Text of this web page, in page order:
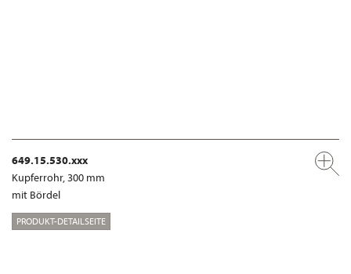
649.15.530.xxx
Kupferrohr, 300 mm
mit Bördel
PRODUKT-DETAILSEITE